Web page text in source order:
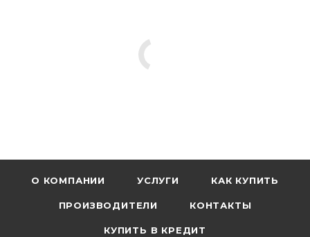
Обратите внимание! Этот товар не покрывается
гарантией и не подлежит возврату!
Поддерживаемые модели:
iPhone 7/7P
iPhone X/XR/XS/XS MAX
О КОМПАНИИ УСЛУГИ КАК КУПИТЬ
ПРОИЗВОДИТЕЛИ КОНТАКТЫ
КУПИТЬ В КРЕДИТ